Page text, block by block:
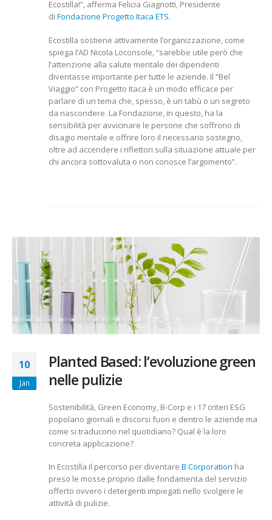
Ecostilla!”, afferma Felicia Giagnotti, Presidente
di Fondazione Progetto Itaca ETS.
Ecostilla sostiene attivamente l’organizzazione, come
spiega l’AD Nicola Loconsole, “sarebbe utile però che
l’attenzione alla salute mentale dei dipendenti
diventasse importante per tutte le aziende. Il “Bel
Viaggio” con Progetto Itaca è un modo efficace per
parlare di un tema che, spesso, è un tabù o un segreto
da nascondere. La Fondazione, in questo, ha la
sensibilità per avvicinare le persone che soffrono di
disagio mentale e offrire loro il necessario sostegno,
oltre ad accendere i riflettori sulla situazione attuale per
chi ancora sottovaluta o non conosce l’argomento”.
10
Jan
Planted Based: l’evoluzione green
nelle pulizie
Sostenibilità, Green Economy, B-Corp e i 17 criteri ESG
popolano giornali e discorsi fuori e dentro le aziende ma
come si traducono nel quotidiano? Qual è la loro
concreta applicazione?
In Ecostilla il percorso per diventare B Corporation ha
preso le mosse proprio dalle fondamenta del servizio
offerto ovvero i detergenti impiegati nello svolgere le
attività di pulizie.